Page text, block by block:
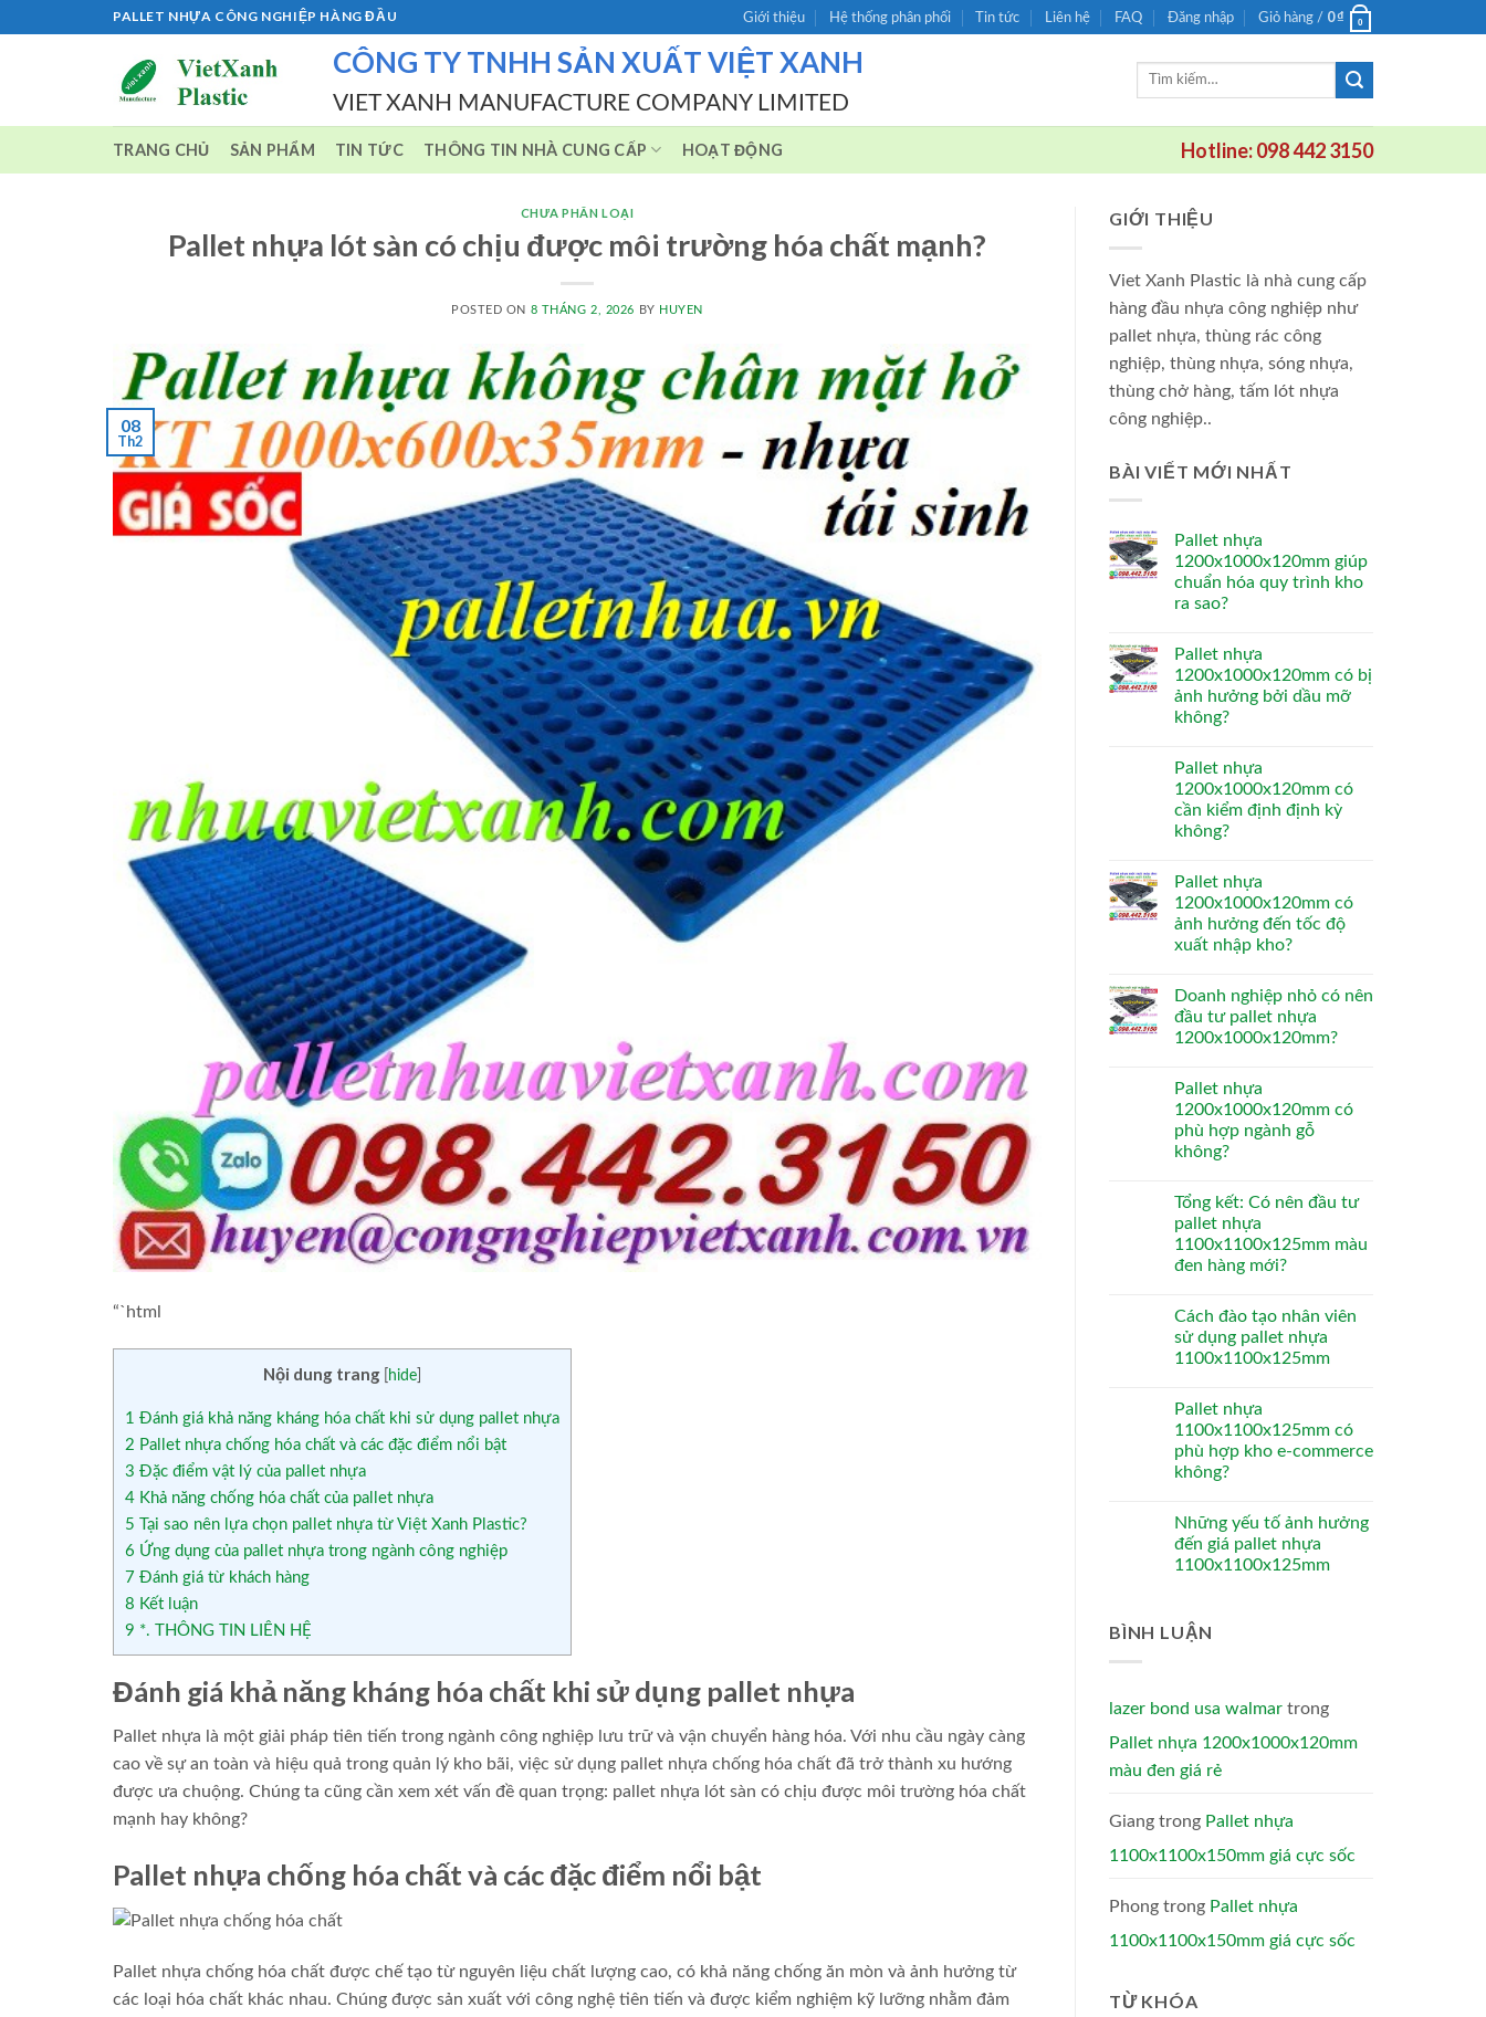
to
PALLET NHỰA CÔNG NGHIỆP HÀNG ĐẦU Giới thiệu Hệ thống phân phối Tin tức Liên hệ FAQ Đăng nhập Giỏ hàng / 0₫ 0
CÔNG TY TNHH SẢN XUẤT VIỆT XANH
VIET XANH MANUFACTURE COMPANY LIMITED
Tìm
TRANG CHỦ SẢN PHẨM TIN TỨC THÔNG TIN NHÀ CUNG CẤP HOẠT ĐỘNG Hotline: 098 442 3150
CHƯA PHÂN LOẠI
Pallet nhựa lót sàn có chịu được môi trường hóa chất mạnh?
POSTED ON 8 THÁNG 2, 2026 BY HUYEN
08
Th2
“`html
Nội dung trang hide
1 Đánh giá khả năng kháng hóa chất khi sử dụng pallet nhựa
2 Pallet nhựa chống hóa chất và các đặc điểm nổi bật
3 Đặc điểm vật lý của pallet nhựa
4 Khả năng chống hóa chất của pallet nhựa
5 Tại sao nên lựa chọn pallet nhựa từ Việt Xanh Plastic?
6 Ứng dụng của pallet nhựa trong ngành công nghiệp
7 Đánh giá từ khách hàng
8 Kết luận
9 *. THÔNG TIN LIÊN HỆ
Đánh giá khả năng kháng hóa chất khi sử dụng pallet nhựa
Pallet nhựa là một giải pháp tiên tiến trong ngành công nghiệp lưu trữ và vận chuyển hàng hóa. Với nhu cầu ngày càng
cao về sự an toàn và hiệu quả trong quản lý kho bãi, việc sử dụng pallet nhựa chống hóa chất đã trở thành xu hướng
được ưa chuộng. Chúng ta cũng cần xem xét vấn đề quan trọng: pallet nhựa lót sàn có chịu được môi trường hóa chất
mạnh hay không?
Pallet nhựa chống hóa chất và các đặc điểm nổi bật
Pallet nhựa chống hóa chất được chế tạo từ nguyên liệu chất lượng cao, có khả năng chống ăn mòn và ảnh hưởng từ
các loại hóa chất khác nhau. Chúng được sản xuất với công nghệ tiên tiến và được kiểm nghiệm kỹ lưỡng nhằm đảm
GIỚI THIỆU
Viet Xanh Plastic là nhà cung cấp
hàng đầu nhựa công nghiệp như
pallet nhựa, thùng rác công
nghiệp, thùng nhựa, sóng nhựa,
thùng chở hàng, tấm lót nhựa
công nghiệp..
BÀI VIẾT MỚI NHẤT
Pallet nhựa
1200x1000x120mm giúp
chuẩn hóa quy trình kho
ra sao?
Pallet nhựa
1200x1000x120mm có bị
ảnh hưởng bởi dầu mỡ
không?
Pallet nhựa
1200x1000x120mm có
cần kiểm định định kỳ
không?
Pallet nhựa
1200x1000x120mm có
ảnh hưởng đến tốc độ
xuất nhập kho?
Doanh nghiệp nhỏ có nên
đầu tư pallet nhựa
1200x1000x120mm?
Pallet nhựa
1200x1000x120mm có
phù hợp ngành gỗ
không?
Tổng kết: Có nên đầu tư
pallet nhựa
1100x1100x125mm màu
đen hàng mới?
Cách đào tạo nhân viên
sử dụng pallet nhựa
1100x1100x125mm
Pallet nhựa
1100x1100x125mm có
phù hợp kho e-commerce
không?
Những yếu tố ảnh hưởng
đến giá pallet nhựa
1100x1100x125mm
BÌNH LUẬN
lazer bond usa walmar trong
Pallet nhựa 1200x1000x120mm
màu đen giá rẻ
Giang trong Pallet nhựa
1100x1100x150mm giá cực sốc
Phong trong Pallet nhựa
1100x1100x150mm giá cực sốc
TỪ KHÓA